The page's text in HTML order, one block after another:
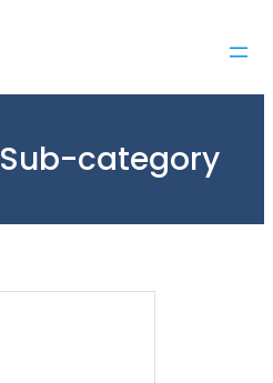
Sub-category